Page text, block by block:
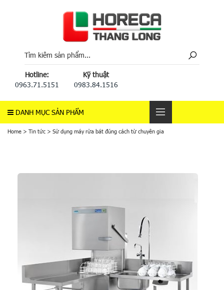
Hotline:
0963.71.5151
Kỹ thuật
0983.84.1516
DANH MỤC SẢN PHẨM
Home > Tin tức > Sử dụng máy rửa bát đúng cách từ chuyên gia